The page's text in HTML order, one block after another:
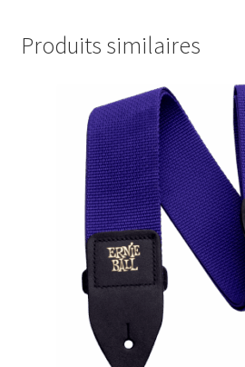
Produits similaires